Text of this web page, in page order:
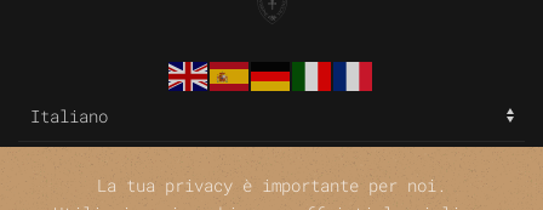
La tua privacy è importante per noi.